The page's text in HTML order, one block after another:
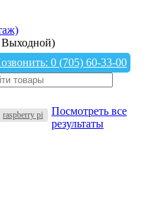
0 (705) 60-33-00
raspberry pi
Посмотреть все
результаты